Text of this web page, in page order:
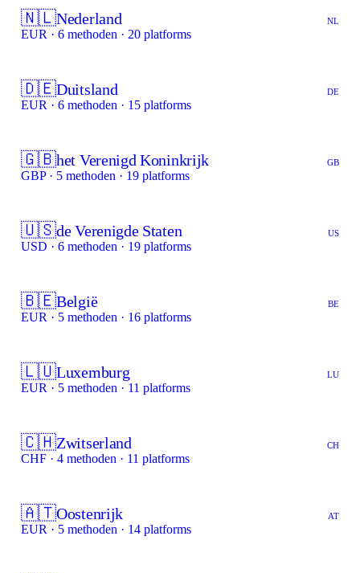
🇳🇱Nederland NL
EUR · 6 methoden · 20 platforms
🇩🇪Duitsland DE
EUR · 6 methoden · 15 platforms
🇬🇧het Verenigd Koninkrijk GB
GBP · 5 methoden · 19 platforms
🇺🇸de Verenigde Staten US
USD · 6 methoden · 19 platforms
🇧🇪België BE
EUR · 5 methoden · 16 platforms
🇱🇺Luxemburg LU
EUR · 5 methoden · 11 platforms
🇨🇭Zwitserland CH
CHF · 4 methoden · 11 platforms
🇦🇹Oostenrijk AT
EUR · 5 methoden · 14 platforms